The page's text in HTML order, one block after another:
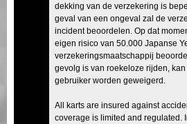
dekking van de verzekering is
geval van een ongeval zal de
incident beoordelen. Op dat
eigen risico van 50.000 Japanse
verzekeringsmaatschappij
gevolg is van roekeloze rijden,
gebruiker worden geweigerd.
All karts are insured against
coverage is limited and regulated.